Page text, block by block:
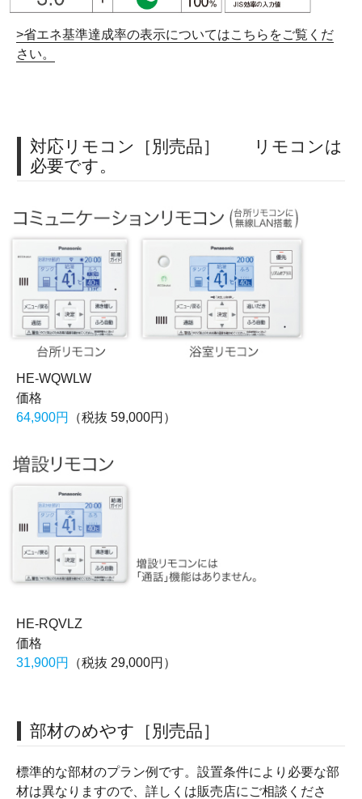
>省エネ基準達成率の表示についてはこちらをご覧くだ
さい。
対応リモコン［別売品］ リモコンは
必要です。
HE-WQWLW
価格
64,900円
（税抜 59,000円）
HE-RQVLZ
価格
31,900円
（税抜 29,000円）
部材のめやす［別売品］
標準的な部材のプラン例です。設置条件により必要な部
材は異なりますので、詳しくは販売店にご相談くださ